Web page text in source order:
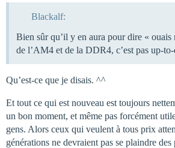
Blackalf:
Bien sûr qu’il y en aura pour dire « ouais
de l’AM4 et de la DDR4, c’est pas up-to-
Qu’est-ce que je disais. ^^
Et tout ce qui est nouveau est toujours
un bon moment, et même pas forcément
gens. Alors ceux qui veulent à tous prix
générations ne devraient pas se plaindre